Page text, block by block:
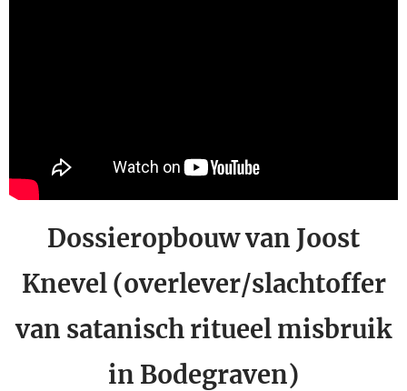
Dossieropbouw van Joost
Knevel (overlever/slachtoffer
van satanisch ritueel misbruik
in Bodegraven)